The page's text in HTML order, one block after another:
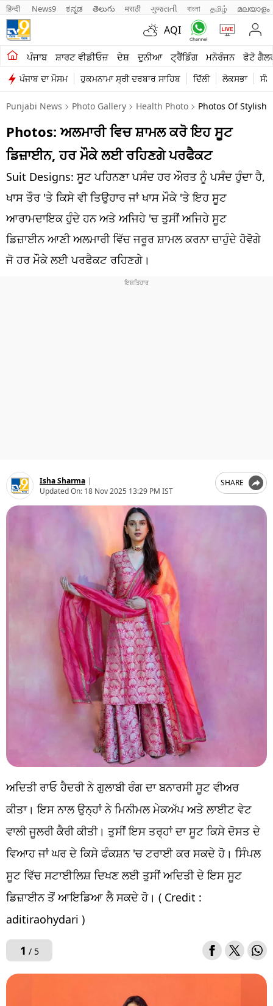
हिन्दी News9 ಕನ್ನಡ తెలుగు मराठी ગુજરાતી বাংলা தமிழ் മലയാളം
AQI
ਪੰਜਾਬ ਸ਼ਾਰਟ ਵੀਡੀਓਜ਼ ਦੇਸ਼ ਦੁਨੀਆ ਟ੍ਰੈਂਡਿੰਗ ਮਨੋਰੰਜਨ ਫੋਟੋ
ਪੰਜਾਬ ਦਾ ਮੌਸਮ ਹੁਕਮਨਾਮਾ ਸ੍ਰੀ ਦਰਬਾਰ ਸਾਹਿਬ ਦਿੱਲੀ ਲੋਕਸਭਾ
ਖੇਤੀਬਾੜੀ
ਸ਼ਾਰਟ ਵੀਡੀਓਜ਼
ਕਾਰੋਬਾਰ
ਕਰਿਅਰ
ਦੇਸ਼
ਲਾਈਫ ਸਟਾਈਲ
ਪੰਜਾਬ
Punjabi News Photo Gallery Health Photo Photos Of Stylish
Photos: ਅਲਮਾਰੀ ਵਿਚ ਸ਼ਾਮਲ ਕਰੋ ਇਹ ਸੂਟ
ਡਿਜ਼ਾਈਨ, ਹਰ ਮੌਕੇ ਲਈ ਰਹਿਣਗੇ ਪਰਫੈਕਟ
Suit Designs: ਸੂਟ ਪਹਿਨਣਾ ਪਸੰਦ ਹਰ ਔਰਤ ਨੂੰ ਪਸੰਦ ਹੁੰਦਾ ਹੈ,
ਖਾਸ ਤੌਰ 'ਤੇ ਕਿਸੇ ਵੀ ਤਿਉਹਾਰ ਜਾਂ ਖਾਸ ਮੌਕੇ 'ਤੇ ਇਹ ਸੂਟ
ਆਰਾਮਦਾਇਕ ਹੁੰਦੇ ਹਨ ਅਤੇ ਅਜਿਹੇ 'ਚ ਤੁਸੀਂ ਅਜਿਹੇ ਸੂਟ
ਡਿਜ਼ਾਈਨ ਆਣੀ ਅਲਮਾਰੀ ਵਿੱਚ ਜਰੂਰ ਸ਼ਾਮਲ ਕਰਨਾ ਚਾਹੁੰਦੇ ਹੋਵੋਗੇ
ਜੋ ਹਰ ਮੌਕੇ ਲਈ ਪਰਫੈਕਟ ਰਹਿਣਗੇ।
Isha Sharma |
Updated On: 18 Nov 2025 13:29 PM IST
SHARE
ਅਦਿਤੀ ਰਾਓ ਹੈਦਰੀ ਨੇ ਗੁਲਾਬੀ ਰੰਗ ਦਾ ਬਨਾਰਸੀ ਸੂਟ ਵੀਅਰ
ਕੀਤਾ। ਇਸ ਨਾਲ ਉਨ੍ਹਾਂ ਨੇ ਮਿਨੀਮਲ ਮੇਕਅੱਪ ਅਤੇ ਲਾਈਟ ਵੇਟ
ਵਾਲੀ ਜੂਲਰੀ ਕੈਰੀ ਕੀਤੀ। ਤੁਸੀਂ ਇਸ ਤਰ੍ਹਾਂ ਦਾ ਸੂਟ ਕਿਸੇ ਦੋਸਤ ਦੇ
ਵਿਆਹ ਜਾਂ ਘਰ ਦੇ ਕਿਸੇ ਫੰਕਸ਼ਨ 'ਚ ਟਰਾਈ ਕਰ ਸਕਦੇ ਹੋ। ਸਿੰਪਲ
ਸੂਟ ਵਿੱਚ ਸਟਾਈਲਿਸ਼ ਦਿਖਣ ਲਈ ਤੁਸੀਂ ਅਦਿਤੀ ਦੇ ਇਸ ਸੂਟ
ਡਿਜ਼ਾਈਨ ਤੋਂ ਆਇਡਿਆ ਲੈ ਸਕਦੇ ਹੋ। ( Credit :
aditiraohydari )
1 / 5